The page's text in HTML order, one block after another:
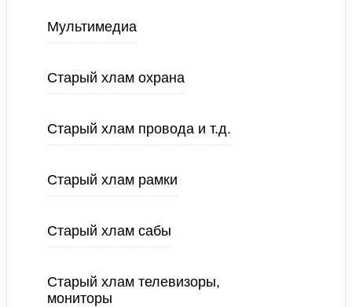
Мультимедиа
Старый хлам охрана
Старый хлам провода и т.д.
Старый хлам рамки
Старый хлам сабы
Старый хлам телевизоры,
мониторы